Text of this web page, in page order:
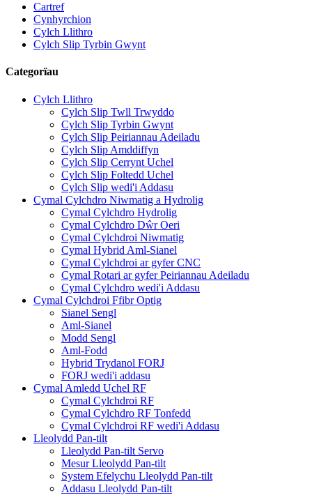
Cartref
Cynhyrchion
Cylch Llithro
Cylch Slip Tyrbin Gwynt
Categorïau
Cylch Llithro
Cylch Slip Twll Trwyddo
Cylch Slip Tyrbin Gwynt
Cylch Slip Peiriannau Adeiladu
Cylch Slip Amddiffyn
Cylch Slip Cerrynt Uchel
Cylch Slip Foltedd Uchel
Cylch Slip wedi'i Addasu
Cymal Cylchdro Niwmatig a Hydrolig
Cymal Cylchdro Hydrolig
Cymal Cylchdro Dŵr Oeri
Cymal Cylchdroi Niwmatig
Cymal Hybrid Aml-Sianel
Cymal Cylchdroi ar gyfer CNC
Cymal Rotari ar gyfer Peiriannau Adeiladu
Cymal Cylchdro wedi'i Addasu
Cymal Cylchdroi Ffibr Optig
Sianel Sengl
Aml-Sianel
Modd Sengl
Aml-Fodd
Hybrid Trydanol FORJ
FORJ wedi'i addasu
Cymal Amledd Uchel RF
Cymal Cylchdroi RF
Cymal Cylchdro RF Tonfedd
Cymal Cylchdroi RF wedi'i Addasu
Lleolydd Pan-tilt
Lleolydd Pan-tilt Servo
Mesur Lleolydd Pan-tilt
System Efelychu Lleolydd Pan-tilt
Addasu Lleolydd Pan-tilt